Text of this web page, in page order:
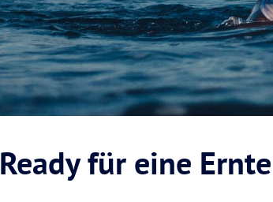
Ready für eine